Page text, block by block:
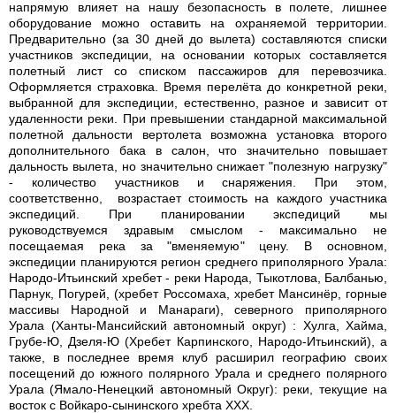
напрямую влияет на нашу безопасность в полете, лишнее
оборудование можно оставить на охраняемой территории.
Предварительно (за 30 дней до вылета) составляются списки
участников экспедиции, на основании которых составляется
полетный лист со списком пассажиров для перевозчика.
Оформляется страховка. Время перелёта до конкретной реки,
выбранной для экспедиции, естественно, разное и зависит от
удаленности реки. При превышении стандарной максимальной
полетной дальности вертолета возможна установка второго
дополнительного бака в салон, что значительно повышает
дальность вылета, но значительно снижает "полезную нагрузку"
- количество участников и снаряжения. При этом,
соответственно, возрастает стоимость на каждого участника
экспедиций. При планировании экспедиций мы
руководствуемся здравым смыслом - максимально не
посещаемая река за "вменяемую" цену. В основном,
экспедиции планируются регион среднего приполярного Урала:
Народо-Итьинский хребет - реки Народа, Тыкотлова, Балбанью,
Парнук, Погурей, (хребет Россомаха, хребет Мансинёр, горные
массивы Народной и Манараги), северного приполярного
Урала (Ханты-Мансийский автономный округ) : Хулга, Хайма,
Грубе-Ю, Дзеля-Ю (Хребет Карпинского, Народо-Итьинский), а
также, в последнее время клуб расширил географию своих
посещений до южного полярного Урала и среднего полярного
Урала (Ямало-Ненецкий автономный Округ): реки, текущие на
восток с Войкаро-сынинского хребта ХХХ.